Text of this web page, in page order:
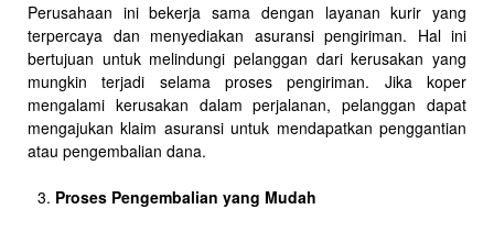
Perusahaan ini bekerja sama dengan layanan kurir yang
terpercaya dan menyediakan asuransi pengiriman. Hal ini
bertujuan untuk melindungi pelanggan dari kerusakan yang
mungkin terjadi selama proses pengiriman. Jika koper
mengalami kerusakan dalam perjalanan, pelanggan dapat
mengajukan klaim asuransi untuk mendapatkan penggantian
atau pengembalian dana.
Proses Pengembalian yang Mudah